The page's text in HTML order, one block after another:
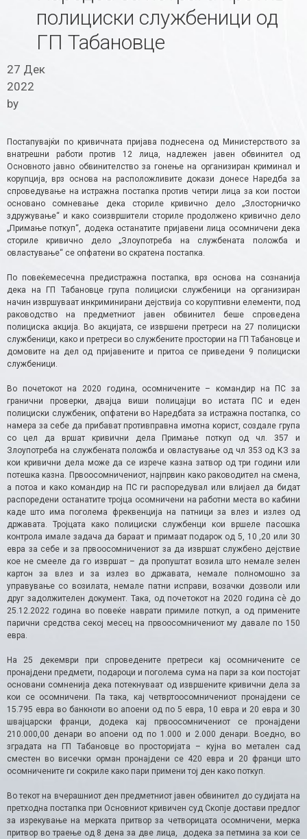
полициски службеници од
ГП Табановце
27 Дек
2022
by
Постапувајќи по кривичната пријава поднесена од Министерството за
внатрешни работи против 12 лица, надлежен јавен обвинител од
Основното јавно обвинителство за гонење на организиран криминал и
корупција, врз основа на расположливите докази донесе Наредба за
спроведување на истражна постапка против четири лица за кои постои
основано сомневање дека сториле кривично дело „Злосторничко
здружување“ и како соизвршители сториле продолжено кривично дело
„Примање поткуп“, додека останатите пријавени лица осомничени дека
сториле кривично дело „Злоупотреба на службената положба и
овластување“ се опфатени во скратена постапка.
По повеќемесечна предистражна постапка, врз основа на сознанија
дека на ГП Табановце група полициски службеници на организиран
начин извршуваат инкриминирани дејствија со коруптивни елементи, под
раководство на предметниот јавен обвинител беше спроведена
полициска акција. Во акцијата, се извршени претреси на 27 полициски
службеници, како и претреси во службените простории на ГП Табановце и
домовите на дел од пријавените и притоа се приведени 9 полициски
службеници.
Во почетокот на 2020 година, осомничените – командир на ПС за
гранични проверки, двајца виши полицајци во истата ПС и еден
полициски службеник, опфатени во Наредбата за истражна постапка, со
намера за себе да прибават противправна имотна корист, создале група
со цел да вршат кривични дела Примање поткуп од чл. 357 и
Злоупотреба на службената положба и овластување од чл 353 од КЗ за
кои кривични дела може да се изрече казна затвор од три години или
потешка казна. Првоосомничениот, најпрвин како раководител на смена,
а потоа и како командир на ПС ги распоредувал или влијаел да бидат
распоредени останатите тројца осомничени на работни места во кабини
каде што има поголема фреквенција на патници за влез и излез од
државата. Тројцата како полициски службенци кои вршеле пасошка
контрола имале задача да бараат и примаат подарок од 5, 10 ,20 или 30
евра за себе и за првоосомничениот за да извршат службено дејствие
кое не смееле да го извршат – да пропуштат возила што немале зелен
картон за влез и за излез во државата, немале полномошно за
управување со возилата, немале патни исправи, возачки дозволи или
друг задолжителен документ. Така, од почетокот на 2020 година сѐ до
25.12.2022 година во повеќе наврати примиле поткуп, а од примените
парични средства секој месец на првоосомничениот му давале по 150
евра.
На 25 декември при спроведените претреси кај осомничените се
пронајдени предмети, подароци и поголема сума на пари за кои постојат
основани сомненија дека потекнуваат од извршените кривични дела за
кои се осомничени. Па така, кај четвртоосомничениот пронајдени се
15.795 евра во банкноти во апоени од по 5 евра, 10 евра и 20 евра и 30
швајцарски франци, додека кај првоосомничениот се пронајдени
210.000,00 денари во апоени од по 1.000 и 2.000 денари. Воедно, во
зградата на ГП Табановце во просторијата – кујна во метален сад
сместен во висечки орман пронајдени се 420 евра и 20 франци што
осомничените ги сокриле како пари примени тој ден како поткуп.
Во текот на вчерашниот ден предметниот јавен обвинител до судијата на
претходна постапка при Основниот кривичен суд Скопје достави предлог
за изрекување на мерката притвор за четворицата осомничени, мерка
притвор во траење од 8 дена за две лица, додека за петмина за кои се